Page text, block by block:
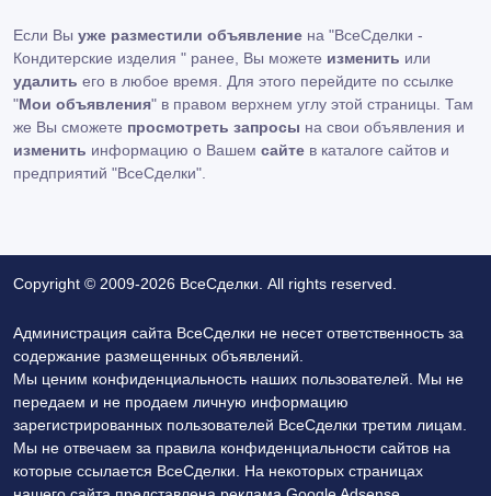
Если Вы уже разместили объявление на "ВсеСделки -
Кондитерские изделия " ранее, Вы можете изменить или
удалить его в любое время. Для этого перейдите по ссылке
"Мои объявления" в правом верхнем углу этой страницы. Там
же Вы сможете просмотреть запросы на свои объявления и
изменить информацию о Вашем сайте в каталоге сайтов и
предприятий "ВсеСделки".
Copyright © 2009-2026 ВсеСделки. All rights reserved.
Администрация сайта ВсеСделки не несет ответственность за
содержание размещенных объявлений.
Мы ценим конфиденциальность наших пользователей. Мы не
передаем и не продаем личную информацию
зарегистрированных пользователей ВсеСделки третим лицам.
Мы не отвечаем за правила конфиденциальности сайтов на
которые ссылается ВсеСделки. На некоторых страницах